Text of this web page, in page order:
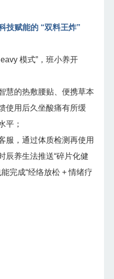
技赋能的 “双料王炸”
模式”，班小养开
慧的热敷腰贴、便携草本
使用后久坐酸痛有所缓
平；
服，通过体质检测再使用
辰养生法推送“碎片化健
完成“经络放松 + 情绪疗